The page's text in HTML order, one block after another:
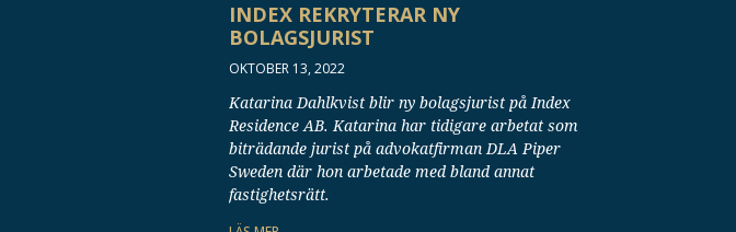
INDEX REKRYTERAR NY
BOLAGSJURIST
OKTOBER 13, 2022
Katarina Dahlkvist blir ny bolagsjurist på Index
Residence AB. Katarina har tidigare arbetat som
biträdande jurist på advokatfirman DLA Piper
Sweden där hon arbetade med bland annat
fastighetsrätt.